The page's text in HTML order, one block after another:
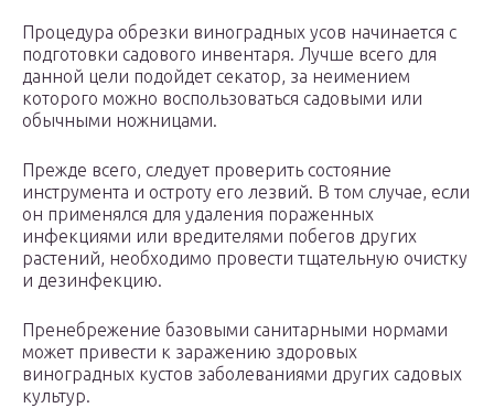
Процедура обрезки виноградных усов начинается с
подготовки садового инвентаря. Лучше всего для
данной цели подойдет секатор, за неимением
которого можно воспользоваться садовыми или
обычными ножницами.
Прежде всего, следует проверить состояние
инструмента и остроту его лезвий. В том случае, если
он применялся для удаления пораженных
инфекциями или вредителями побегов других
растений, необходимо провести тщательную очистку
и дезинфекцию.
Пренебрежение базовыми санитарными нормами
может привести к заражению здоровых
виноградных кустов заболеваниями других садовых
культур.